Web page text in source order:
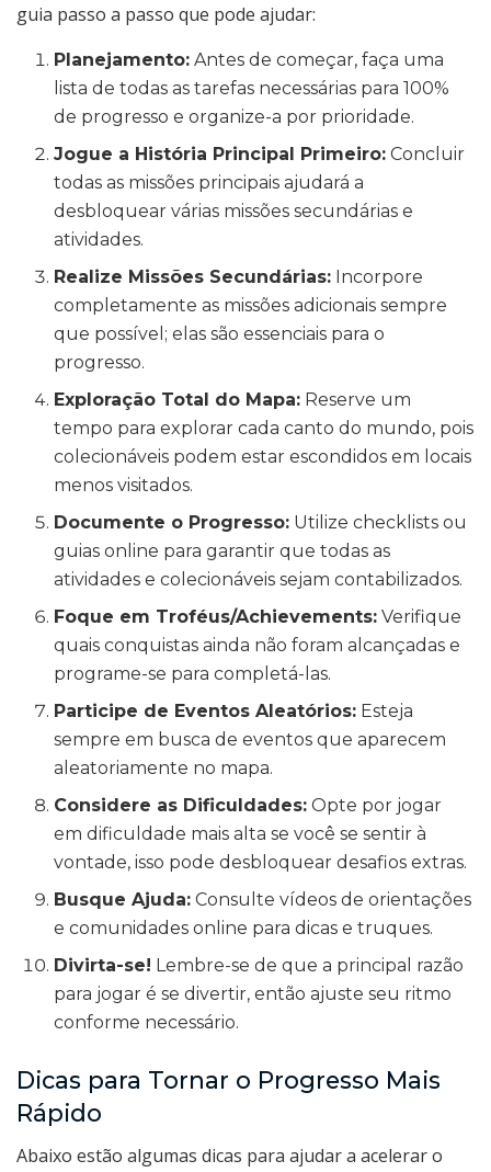
guia passo a passo que pode ajudar:
Planejamento: Antes de começar, faça uma
lista de todas as tarefas necessárias para 100%
de progresso e organize-a por prioridade.
Jogue a História Principal Primeiro: Concluir
todas as missões principais ajudará a
desbloquear várias missões secundárias e
atividades.
Realize Missões Secundárias: Incorpore
completamente as missões adicionais sempre
que possível; elas são essenciais para o
progresso.
Exploração Total do Mapa: Reserve um
tempo para explorar cada canto do mundo, pois
colecionáveis podem estar escondidos em locais
menos visitados.
Documente o Progresso: Utilize checklists ou
guias online para garantir que todas as
atividades e colecionáveis sejam contabilizados.
Foque em Troféus/Achievements: Verifique
quais conquistas ainda não foram alcançadas e
programe-se para completá-las.
Participe de Eventos Aleatórios: Esteja
sempre em busca de eventos que aparecem
aleatoriamente no mapa.
Considere as Dificuldades: Opte por jogar
em dificuldade mais alta se você se sentir à
vontade, isso pode desbloquear desafios extras.
Busque Ajuda: Consulte vídeos de orientações
e comunidades online para dicas e truques.
Divirta-se! Lembre-se de que a principal razão
para jogar é se divertir, então ajuste seu ritmo
conforme necessário.
Dicas para Tornar o Progresso Mais
Rápido
Abaixo estão algumas dicas para ajudar a acelerar o